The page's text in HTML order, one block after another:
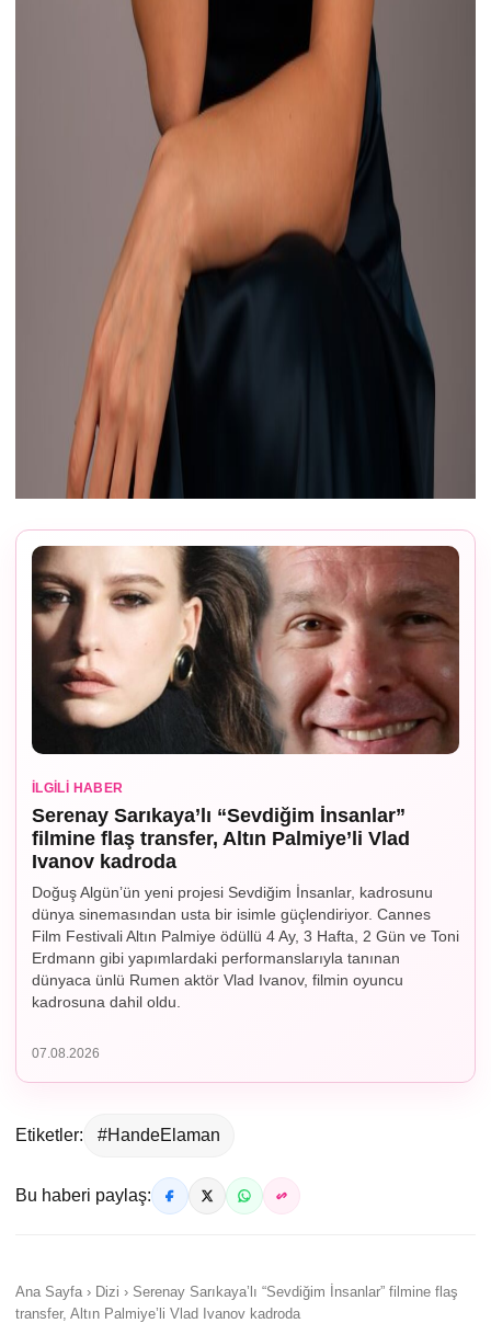
İLGILI HABER
Serenay Sarıkaya’lı “Sevdiğim İnsanlar”
filmine flaş transfer, Altın Palmiye’li Vlad
Ivanov kadroda
Doğuş Algün’ün yeni projesi Sevdiğim İnsanlar, kadrosunu
dünya sinemasından usta bir isimle güçlendiriyor. Cannes
Film Festivali Altın Palmiye ödüllü 4 Ay, 3 Hafta, 2 Gün ve Toni
Erdmann gibi yapımlardaki performanslarıyla tanınan
dünyaca ünlü Rumen aktör Vlad Ivanov, filmin oyuncu
kadrosuna dahil oldu.
07.08.2026
Etiketler: #HandeElaman
Bu haberi paylaş:
Ana Sayfa › Dizi › Serenay Sarıkaya’lı “Sevdiğim İnsanlar” filmine flaş
transfer, Altın Palmiye’li Vlad Ivanov kadroda